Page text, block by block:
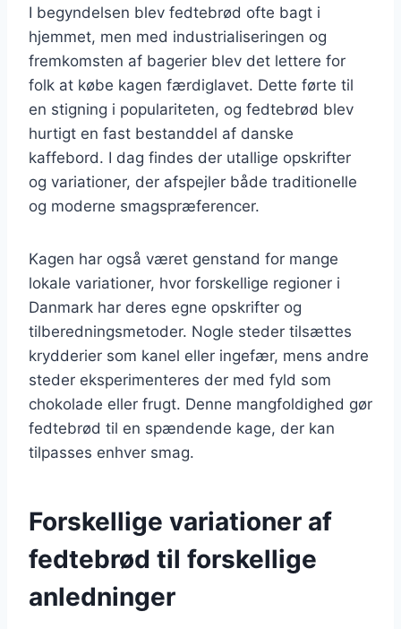
I begyndelsen blev fedtebrød ofte bagt i
hjemmet, men med industrialiseringen og
fremkomsten af bagerier blev det lettere for
folk at købe kagen færdiglavet. Dette førte til
en stigning i populariteten, og fedtebrød blev
hurtigt en fast bestanddel af danske
kaffebord. I dag findes der utallige opskrifter
og variationer, der afspejler både traditionelle
og moderne smagspræferencer.
Kagen har også været genstand for mange
lokale variationer, hvor forskellige regioner i
Danmark har deres egne opskrifter og
tilberedningsmetoder. Nogle steder tilsættes
krydderier som kanel eller ingefær, mens andre
steder eksperimenteres der med fyld som
chokolade eller frugt. Denne mangfoldighed gør
fedtebrød til en spændende kage, der kan
tilpasses enhver smag.
Forskellige variationer af
fedtebrød til forskellige
anledninger